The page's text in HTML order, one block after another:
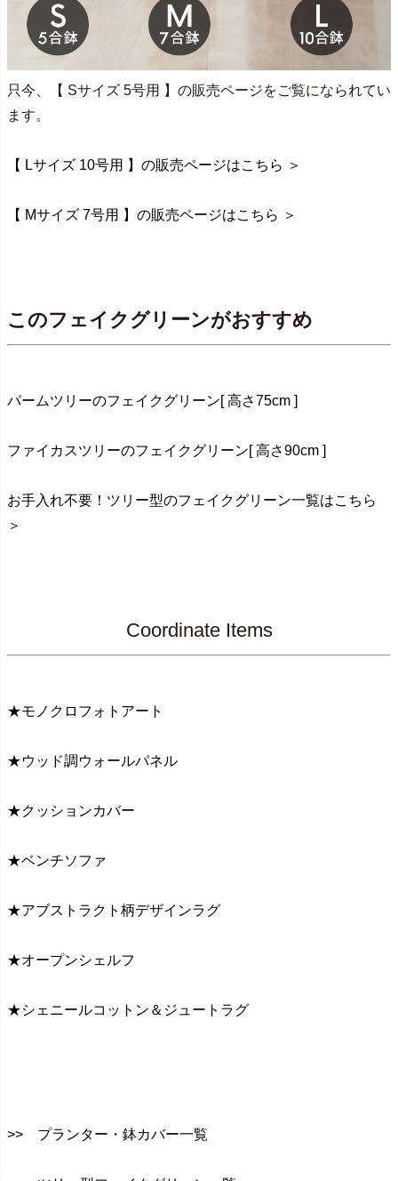
只今、【 Sサイズ 5号用 】の販売ページをご覧になられてい
ます。
【 Lサイズ 10号用 】の販売ページはこちら ＞
【 Mサイズ 7号用 】の販売ページはこちら ＞
このフェイクグリーンがおすすめ
パームツリーのフェイクグリーン[ 高さ75cm ]
ファイカスツリーのフェイクグリーン[ 高さ90cm ]
お手入れ不要！ツリー型のフェイクグリーン一覧はこちら
＞
Coordinate Items
★モノクロフォトアート
★ウッド調ウォールパネル
★クッションカバー
★ベンチソファ
★アブストラクト柄デザインラグ
★オープンシェルフ
★シェニールコットン＆ジュートラグ
>> プランター・鉢カバー一覧